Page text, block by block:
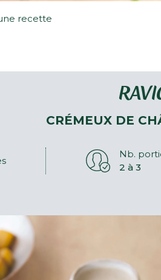
recette
CRÉMEUX DE
Nb.
2 à 3